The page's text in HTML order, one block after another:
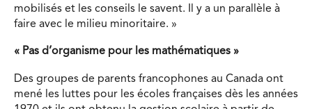
mobilisés et les conseils le savent. Il y a un parallèle à
faire avec le milieu minoritaire. »
« Pas d’organisme pour les mathématiques »
Des groupes de parents francophones au Canada ont
mené les luttes pour les écoles françaises dès les années